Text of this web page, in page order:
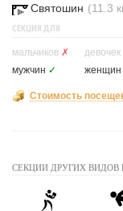
Святошин (11.3
СЕКЦИЯ ДЛЯ
мальчиков ✗ девочек
мужчин ✓ женщин
Стоимость
СЕКЦИИ ДРУГИХ ВИДОВ